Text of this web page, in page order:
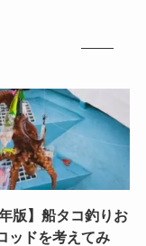
年版】船タコ釣りお
ッドを考えてみ